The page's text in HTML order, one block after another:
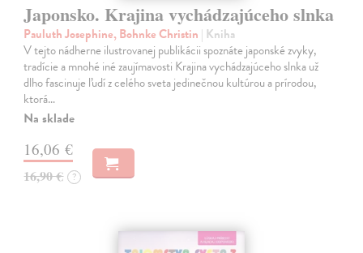
Japonsko. Krajina vychádzajúceho slnka
Pauluth Josephine, Bohnke Christin | Kniha
V tejto nádherne ilustrovanej publikácii spoznáte japonské zvyky,
tradície a mnohé iné zaujímavosti Krajina vychádzajúceho slnka už
dlho fascinuje ľudí z celého sveta jedinečnou kultúrou a prírodou,
ktorá…
Na sklade
16,06 €
16,90 € ?